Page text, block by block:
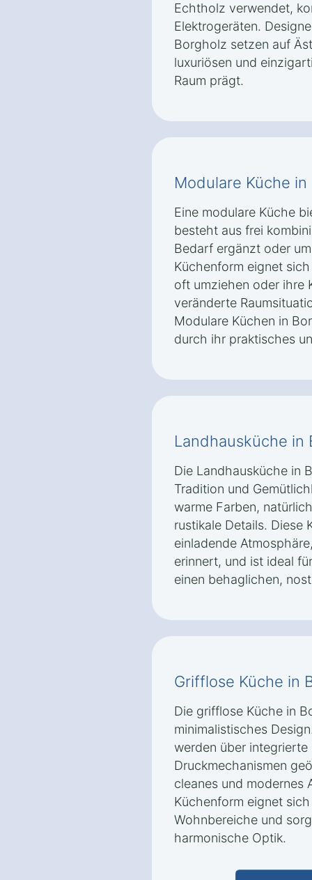
Echtholz verwendet,
Elektrogeräten.
Borgholz setzen auf
luxuriösen und
Raum prägt.
Modulare Küche
Eine modulare Küche
besteht aus frei
Bedarf ergänzt oder
Küchenform eignet
oft umziehen oder ihre
veränderte
Modulare Küchen in
durch ihr praktisches
Landhausküche in
Die Landhausküche in
Tradition und
warme Farben,
rustikale Details. Diese
einladende
erinnert, und ist ideal
einen behaglichen,
Grifflose Küche in
Die grifflose Küche in
minimalistisches
werden über
Druckmechanismen
cleanes und modernes
Küchenform eignet
Wohnbereiche und
harmonische Optik.